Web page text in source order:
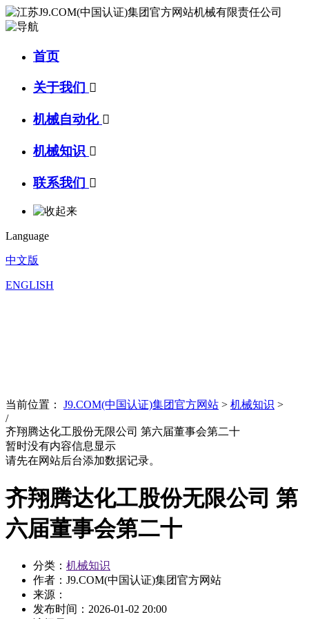
首页
关于我们 
机械自动化 
机械知识 
联系我们 
Language
中文版
ENGLISH
当前位置： J9.COM(中国认证)集团官方网站 > 机械知识 >
/
齐翔腾达化工股份无限公司 第六届董事会第二十
暂时没有内容信息显示
请先在网站后台添加数据记录。
齐翔腾达化工股份无限公司 第
六届董事会第二十
分类： 机械知识
作者：J9.COM(中国认证)集团官方网站
来源：
发布时间： 2026-01-02 20:00